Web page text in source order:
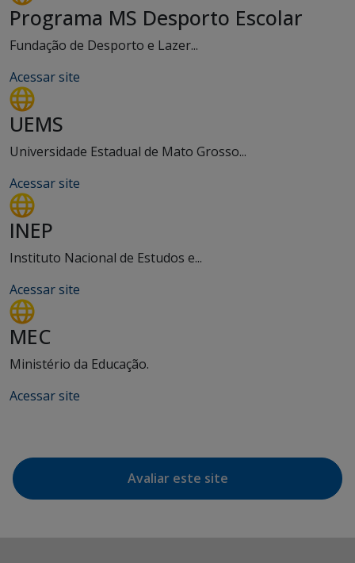
Programa MS Desporto Escolar
Fundação de Desporto e Lazer...
Acessar site
UEMS
Universidade Estadual de Mato Grosso...
Acessar site
INEP
Instituto Nacional de Estudos e...
Acessar site
MEC
Ministério da Educação.
Acessar site
Avaliar este site